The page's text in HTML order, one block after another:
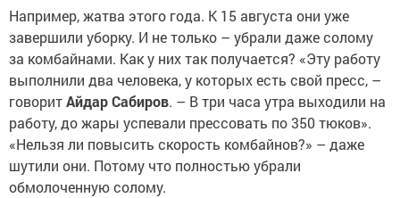
Например, жатва этого года. К 15 августа они уже
завершили уборку. И не только – убрали даже солому
за комбайнами. Как у них так получается? «Эту работу
выполнили два человека, у которых есть свой пресс, –
говоритАйдар Сабиров. – В три часа утра выходили на
работу, до жары успевали прессовать по 350 тюков».
«Нельзя ли повысить скорость комбайнов?» – даже
шутили они. Потому что полностью убрали
обмолоченную солому.